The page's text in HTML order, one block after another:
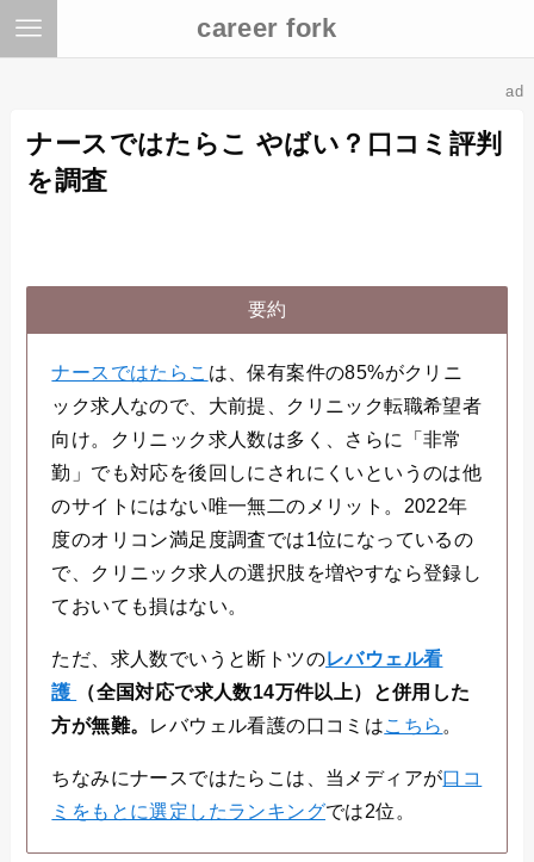
career fork
ad
ナースではたらこ やばい？口コミ評判
を調査
要約
ナースではたらこ は、保有案件の85%がクリニ
ック求人なので、大前提、クリニック転職希望者
向け。クリニック求人数は多く、さらに「非常
勤」でも対応を後回しにされにくいというのは他
のサイトにはない唯一無二のメリット。2022年
度のオリコン満足度調査では1位になっているの
で、クリニック求人の選択肢を増やすなら登録し
ておいても損はない。
ただ、求人数でいうと断トツのレバウェル看
護
（全国対応で求人数14万件以上）と併用した
方が無難。 レバウェル看護の口コミはこちら 。
ちなみにナースではたらこは、当メディアが口コ
ミをもとに選定したランキングでは2位。